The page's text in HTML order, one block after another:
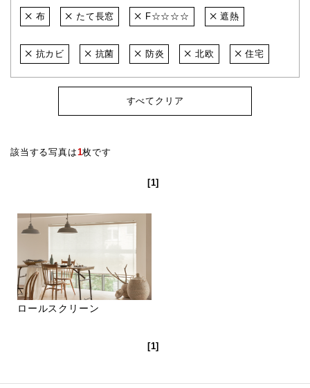
布 たて長窓 F☆☆☆☆ 遮熱
抗カビ 抗菌 防炎 北欧 住宅
すべてクリア
該当する写真は1枚です
[1]
ロールスクリーン
[1]